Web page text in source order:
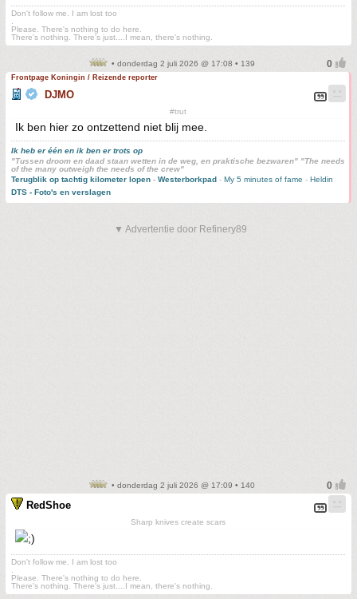
Don't follow me. I am lost too
Please. There's nothing to do here.
There's nothing. There's just....I mean, there's nothing.
• donderdag 2 juli 2026 @ 17:08 • 139
Frontpage Koningin / Reizende reporter
DJMO
#trut
Ik ben hier zo ontzettend niet blij mee.
Ik heb er één en ik ben er trots op
"Tussen droom en daad staan wetten in de weg, en praktische bezwaren" "The needs
of the many outweigh the needs of the crew"
Terugblik op tachtig kilometer lopen - Westerborkpad - My 5 minutes of fame - Heldin
DTS - Foto's en verslagen
▼ Advertentie door Refinery89
• donderdag 2 juli 2026 @ 17:09 • 140
RedShoe
Sharp knives create scars
Don't follow me. I am lost too
Please. There's nothing to do here.
There's nothing. There's just....I mean, there's nothing.